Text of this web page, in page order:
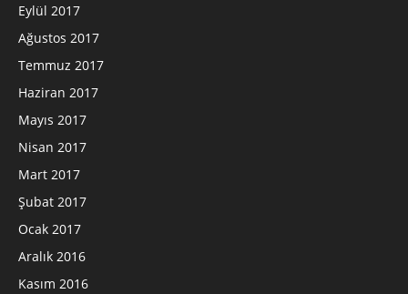
Eylül 2017
Ağustos 2017
Temmuz 2017
Haziran 2017
Mayıs 2017
Nisan 2017
Mart 2017
Şubat 2017
Ocak 2017
Aralık 2016
Kasım 2016